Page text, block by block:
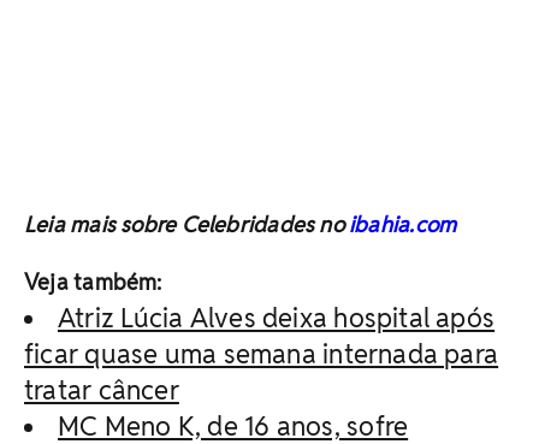
Leia mais sobre Celebridades noibahia.com
Veja também:
Atriz Lúcia Alves deixa hospital após
ficar quase uma semana internada para
tratar câncer
MC Meno K, de 16 anos, sofre